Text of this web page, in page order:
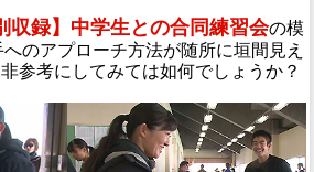
収録】中学生との合同練習会の模
のアプローチ方法が随所に垣間見え
参考にしてみては如何でしょうか？